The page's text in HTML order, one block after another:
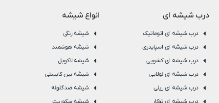
درب شیشه ای
درب شیشه ای اتوماتیک
درب شیشه ای اسپایدری
درب شیشه ای کشویی
درب شیشه ای لولایی
درب شیشه ای ریلی
انواع شیشه
شیشه رنگی
شیشه هوشمند
شیشه لاکوبل
شیشه بین کابینتی
شیشه ضدگلوله